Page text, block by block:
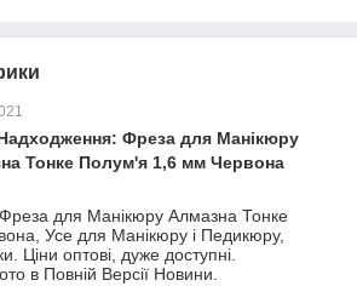
Фреза для Манікюру
Тонке Полум'я 1,6 мм Червона
для Манікюру Алмазна Тонке
Усе для Манікюру і Педикюру,
Ціни оптові, дуже доступні.
в Повній Версії Новини.